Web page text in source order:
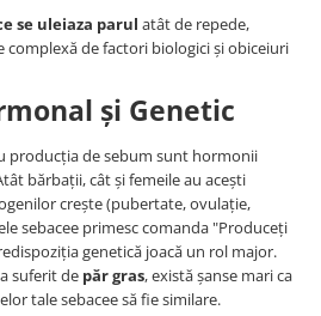
se uleiaza parul atât de repede,
complexă de factori biologici și obiceiuri
și Genetic
producția de sebum sunt hormonii
bărbații, cât și femeile au acești
crește (pubertate, ovulație,
sebacee primesc comanda "Produceți
genetică joacă un rol major.
suferit de păr gras, există șanse mari ca
tale sebacee să fie similare.